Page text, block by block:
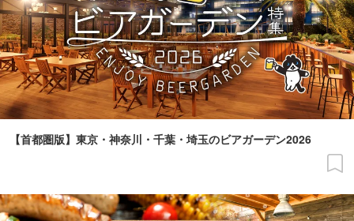
【首都圏版】東京・神奈川・千葉・埼玉のビアガーデン2026